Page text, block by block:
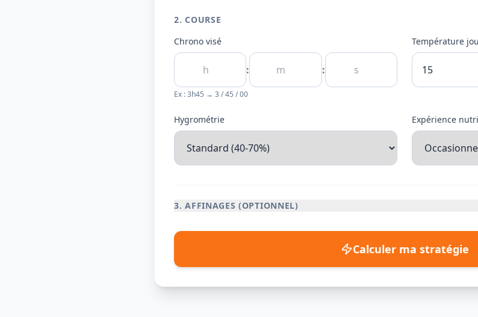
2. COURSE
Chrono visé
: :
Ex : 3h45 → 3 / 45 / 00
Température
Hygrométrie Expérience
3. AFFINAGES (OPTIONNEL)
Calculer ma stratégie